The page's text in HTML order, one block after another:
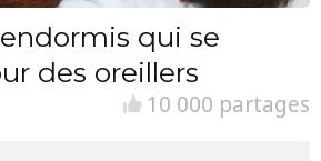
qui se
des oreillers
10 000 partages